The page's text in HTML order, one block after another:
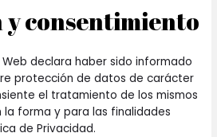
consentimiento
declara haber sido informado
protección de datos de carácter
el tratamiento de los mismos
forma y para las finalidades
de Privacidad.